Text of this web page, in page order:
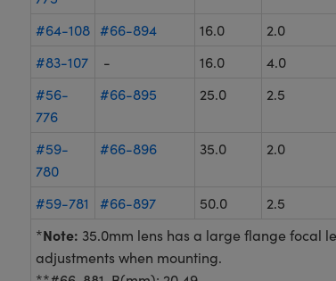
#64-108 #66-894 16.0 2.0
#83-107
- 16.0 4.0
#56-
776
#66-895 25.0 2.5
#59-
780
#66-896 35.0 2.0
#59-781 #66-897 50.0 2.5
*Note: 35.0mm lens has a large flange focal
adjustments when mounting.